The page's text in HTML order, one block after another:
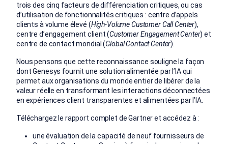
trois des cinq facteurs de différenciation critiques, ou cas
d’utilisation de fonctionnalités critiques : centre d’appels
clients à volume élevé (High-Volume Customer Call Center),
centre d’engagement client (Customer Engagement Center) et
centre de contact mondial (Global Contact Center).
Nous pensons que cette reconnaissance souligne la façon
dont Genesys fournit une solution alimentée par l’IA qui
permet aux organisations du monde entier de libérer de la
valeur réelle en transformant les interactions déconnectées
en expériences client transparentes et alimentées par l’IA.
Téléchargez le rapport complet de Gartner et accédez à :
une évaluation de la capacité de neuf fournisseurs de